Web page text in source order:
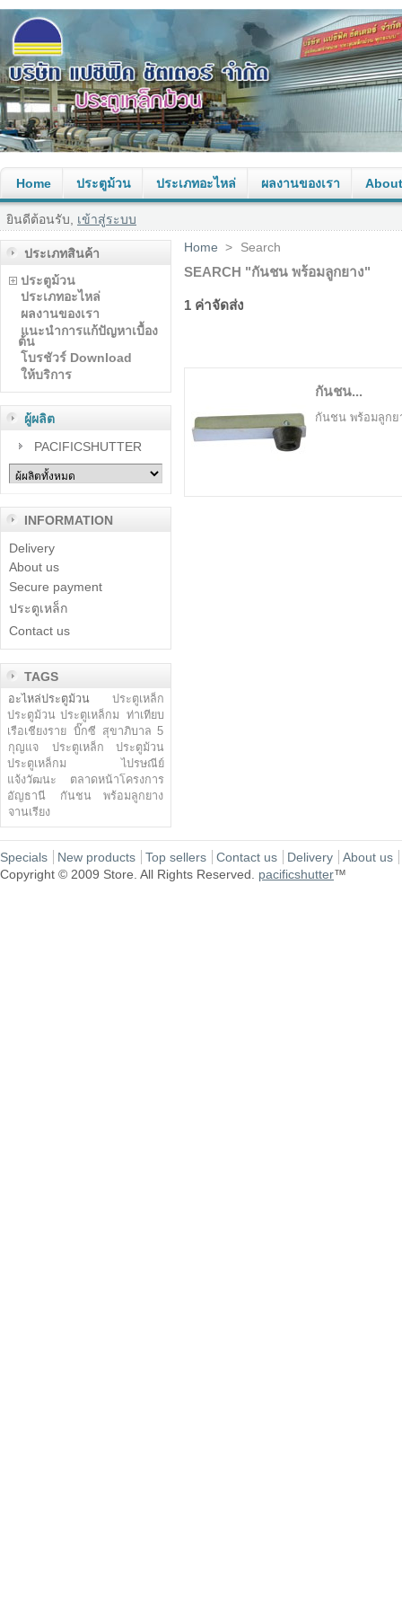
Home ประตูม้วน ประเภทอะไหล่ ผลงานของเรา
ยินดีต้อนรับ, เข้าสู่ระบบ
ประเภทสินค้า
ประตูม้วน
ประเภทอะไหล่
ผลงานของเรา
แนะนำการแก้ปัญหาเบื้อง
ต้น
โบรชัวร์ Download
ให้บริการ
ผู้ผลิต
PACIFICSHUTTER
INFORMATION
Delivery
About us
Secure payment
ประตูเหล็ก
Contact us
TAGS
อะไหล่ประตูม้วน
ประตูเหล็ก
ประตูม้วน ประตูเหล็กม
ท่าเทียบ
เรือเชียงราย
บิ๊กซี สุขาภิบาล 5
กุญแจ
ประตูเหล็ก ประตูม้วน
ประตูเหล็กม
ไปรษณีย์
แจ้งวัฒนะ
ตลาดหน้าโครงการ
อัญธานี
กันชน พร้อมลูกยาง
จานเรียง
Home > Search
SEARCH "กันชน พร้อมลูกยาง"
1 ค่าจัดส่ง
กันชน...
กันชน พร้อมลูกย
Specials New products Top sellers Contact us Delivery
About us
Copyright © 2009 Store. All Rights Reserved. pacificshutter™